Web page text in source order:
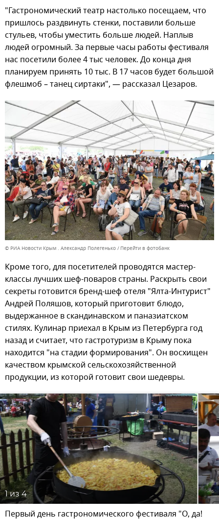
"Гастрономический театр настолько посещаем, что
пришлось раздвинуть стенки, поставили больше
стульев, чтобы уместить больше людей. Наплыв
людей огромный. За первые часы работы фестиваля
нас посетили более 4 тыс человек. До конца дня
планируем принять 10 тыс. В 17 часов будет большой
флешмоб – танец сиртаки", — рассказал Цезаров.
© РИА Новости Крым . Александр Полегенько Перейти в фотобанк
Кроме того, для посетителей проводятся мастер-
классы лучших шеф-поваров страны. Раскрыть свои
секреты готовится бренд-шеф отеля "Ялта-Интурист"
Андрей Поляшов, который приготовит блюдо,
выдержанное в скандинавском и паназиатском
стилях. Кулинар приехал в Крым из Петербурга год
назад и считает, что гастротуризм в Крыму пока
находится "на стадии формирования". Он восхищен
качеством крымской сельскохозяйственной
продукции, из которой готовит свои шедевры.
1из 4
Первый день гастрономического фестиваля "О, да!